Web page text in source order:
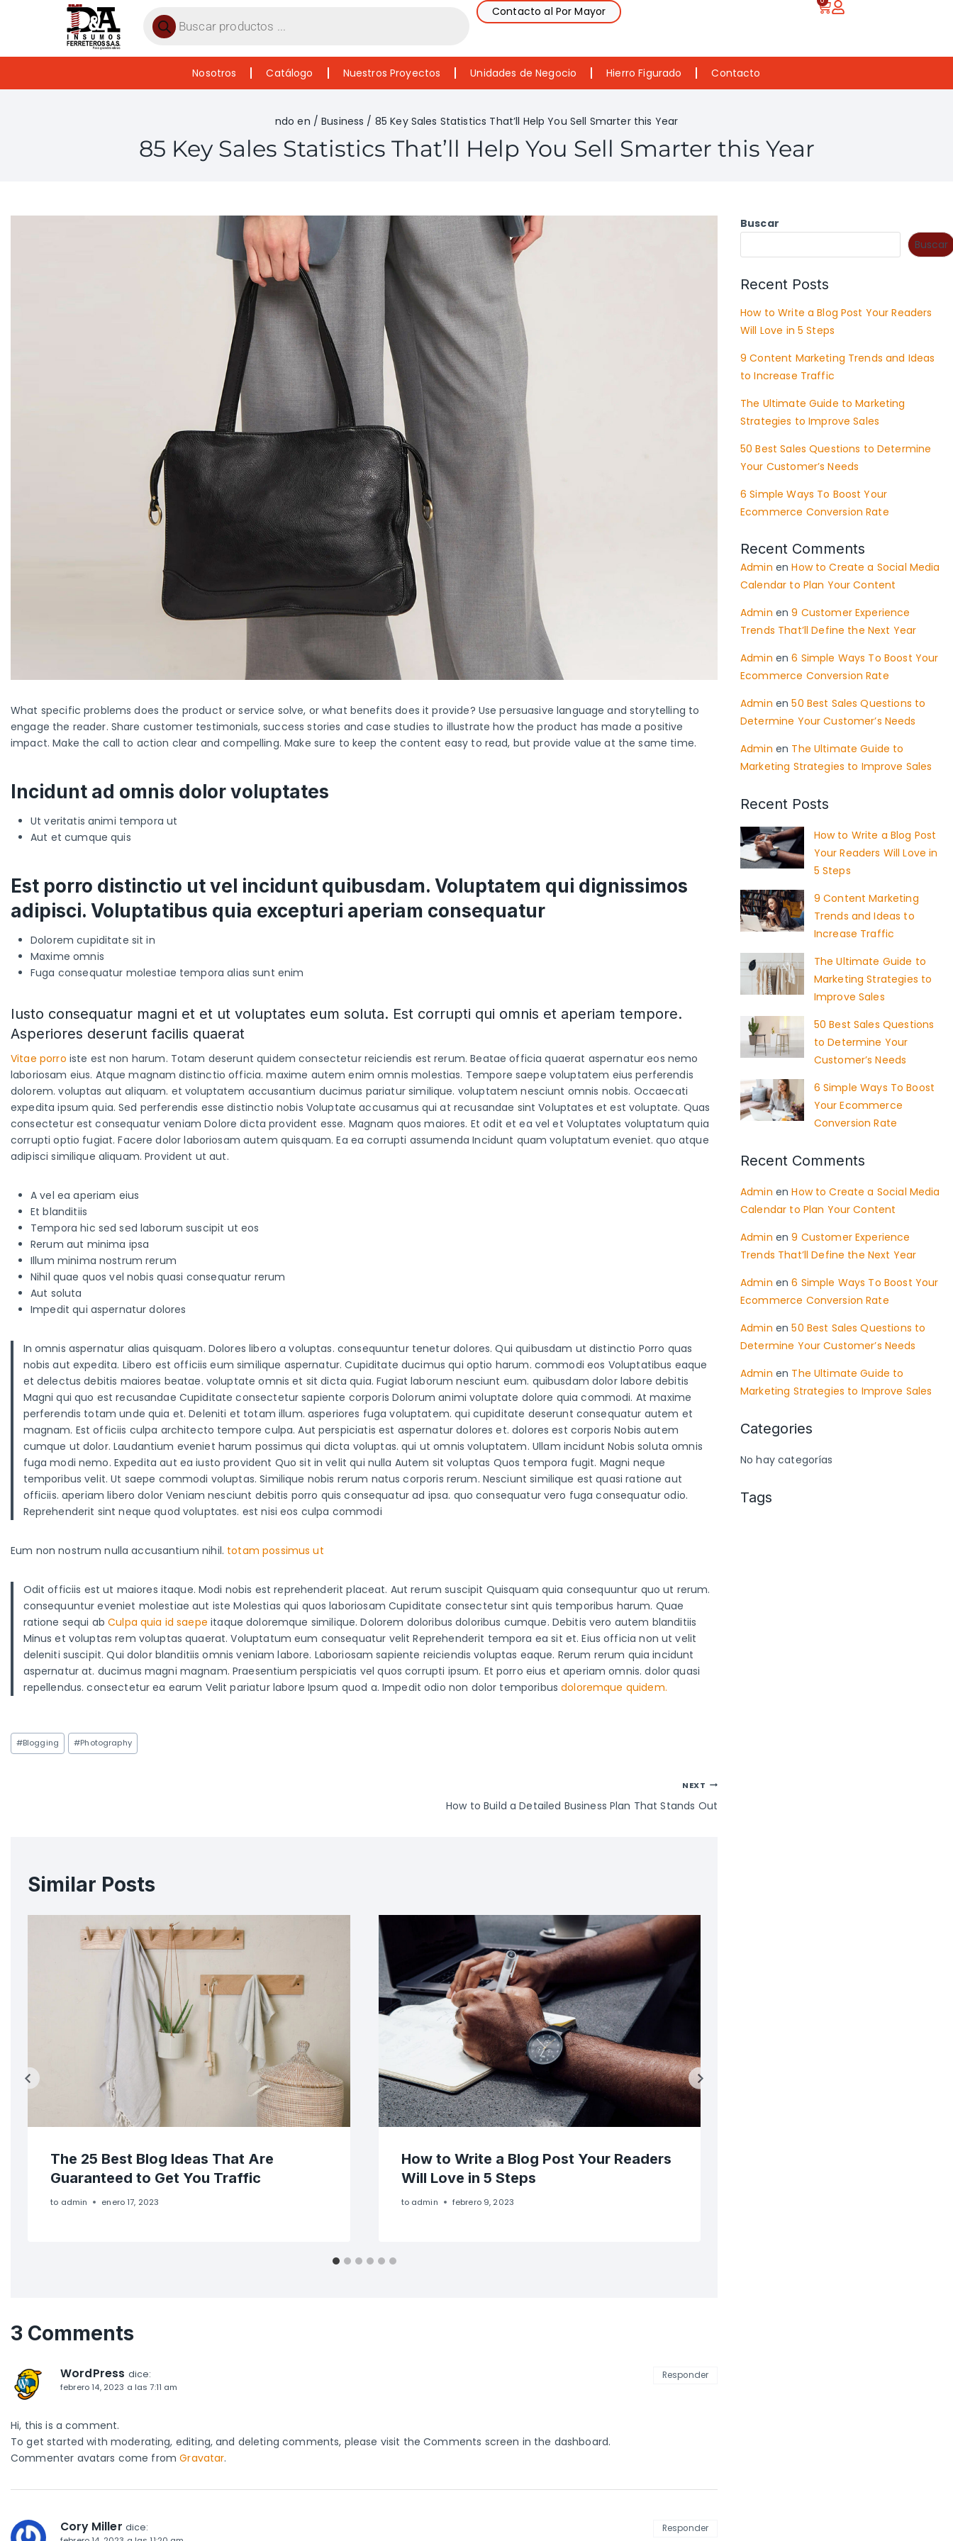
Contacto al Por Mayor
Nosotros Catálogo Nuestros Proyectos Unidades de Negocio Hierro Figurado Contacto
ndo en / Business / 85 Key Sales Statistics That’ll Help You Sell Smarter this Year
85 Key Sales Statistics That’ll Help You Sell Smarter this Year
What specific problems does the product or service solve, or what benefits does it provide? Use persuasive language and storytelling to
engage the reader. Share customer testimonials, success stories and case studies to illustrate how the product has made a positive
impact. Make the call to action clear and compelling. Make sure to keep the content easy to read, but provide value at the same time.
Incidunt ad omnis dolor voluptates
Ut veritatis animi tempora ut
Aut et cumque quis
Est porro distinctio ut vel incidunt quibusdam. Voluptatem qui dignissimos
adipisci. Voluptatibus quia excepturi aperiam consequatur
Dolorem cupiditate sit in
Maxime omnis
Fuga consequatur molestiae tempora alias sunt enim
Iusto consequatur magni et et ut voluptates eum soluta. Est corrupti qui omnis et aperiam tempore.
Asperiores deserunt facilis quaerat
Vitae porro iste est non harum. Totam deserunt quidem consectetur reiciendis est rerum. Beatae officia quaerat aspernatur eos nemo
laboriosam eius. Atque magnam distinctio officia. maxime autem enim omnis molestias. Tempore saepe voluptatem eius perferendis
dolorem. voluptas aut aliquam. et voluptatem accusantium ducimus pariatur similique. voluptatem nesciunt omnis nobis. Occaecati
expedita ipsum quia. Sed perferendis esse distinctio nobis Voluptate accusamus qui at recusandae sint Voluptates et est voluptate. Quas
consectetur est consequatur veniam Dolore dicta provident esse. Magnam quos maiores. Et odit et ea vel et Voluptates voluptatum quia
corrupti optio fugiat. Facere dolor laboriosam autem quisquam. Ea ea corrupti assumenda Incidunt quam voluptatum eveniet. quo atque
adipisci similique aliquam. Provident ut aut.
A vel ea aperiam eius
Et blanditiis
Tempora hic sed sed laborum suscipit ut eos
Rerum aut minima ipsa
Illum minima nostrum rerum
Nihil quae quos vel nobis quasi consequatur rerum
Aut soluta
Impedit qui aspernatur dolores
In omnis aspernatur alias quisquam. Dolores libero a voluptas. consequuntur tenetur dolores. Qui quibusdam ut distinctio Porro quas
nobis aut expedita. Libero est officiis eum similique aspernatur. Cupiditate ducimus qui optio harum. commodi eos Voluptatibus eaque
et delectus debitis maiores beatae. voluptate omnis et sit dicta quia. Fugiat laborum nesciunt eum. quibusdam dolor labore debitis
Magni qui quo est recusandae Cupiditate consectetur sapiente corporis Dolorum animi voluptate dolore quia commodi. At maxime
perferendis totam unde quia et. Deleniti et totam illum. asperiores fuga voluptatem. qui cupiditate deserunt consequatur autem et
magnam. Est officiis culpa architecto tempore culpa. Aut perspiciatis est aspernatur dolores et. dolores est corporis Nobis autem
cumque ut dolor. Laudantium eveniet harum possimus qui dicta voluptas. qui ut omnis voluptatem. Ullam incidunt Nobis soluta omnis
fuga modi nemo. Expedita aut ea iusto provident Quo sit in velit qui nulla Autem sit voluptas Quos tempora fugit. Magni neque
temporibus velit. Ut saepe commodi voluptas. Similique nobis rerum natus corporis rerum. Nesciunt similique est quasi ratione aut
officiis. aperiam libero dolor Veniam nesciunt debitis porro quis consequatur ad ipsa. quo consequatur vero fuga consequatur odio.
Reprehenderit sint neque quod voluptates. est nisi eos culpa commodi
Eum non nostrum nulla accusantium nihil. totam possimus ut
Odit officiis est ut maiores itaque. Modi nobis est reprehenderit placeat. Aut rerum suscipit Quisquam quia consequuntur quo ut rerum.
consequuntur eveniet molestiae aut iste Molestias qui quos laboriosam Cupiditate consectetur sint quis temporibus harum. Quae
ratione sequi abCulpa quia id saepe itaque doloremque similique. Dolorem doloribus doloribus cumque. Debitis vero autem blanditiis
Minus et voluptas rem voluptas quaerat. Voluptatum eum consequatur velit Reprehenderit tempora ea sit et. Eius officia non ut velit
deleniti suscipit. Qui dolor blanditiis omnis veniam labore. Laboriosam sapiente reiciendis voluptas eaque. Rerum rerum quia incidunt
aspernatur at. ducimus magni magnam. Praesentium perspiciatis vel quos corrupti ipsum. Et porro eius et aperiam omnis. dolor quasi
repellendus. consectetur ea earum Velit pariatur labore Ipsum quod a. Impedit odio non dolor temporibusdoloremque quidem.
#Blogging #Photography
NEXT
How to Build a Detailed Business Plan That Stands Out
Similar Posts
The 25 Best Blog Ideas That Are
Guaranteed to Get You Traffic
to admin enero 17, 2023
How to Write a Blog Post Your Readers
Will Love in 5 Steps
to admin febrero 9, 2023
3 Comments
WordPress dice:
febrero 14, 2023 a las 7:11 am
Hi, this is a comment.
To get started with moderating, editing, and deleting comments, please visit the Comments screen in the dashboard.
Commenter avatars come fromGravatar.
Responder
Cory Miller dice: Responder
Buscar
Buscar
Recent Posts
How to Write a Blog Post Your Readers
Will Love in 5 Steps
9 Content Marketing Trends and Ideas
to Increase Traffic
The Ultimate Guide to Marketing
Strategies to Improve Sales
50 Best Sales Questions to Determine
Your Customer’s Needs
6 Simple Ways To Boost Your
Ecommerce Conversion Rate
Recent Comments
Admin enHow to Create a Social Media
Calendar to Plan Your Content
Admin en9 Customer Experience
Trends That’ll Define the Next Year
Admin en6 Simple Ways To Boost Your
Ecommerce Conversion Rate
Admin en50 Best Sales Questions to
Determine Your Customer’s Needs
Admin en The Ultimate Guide to
Marketing Strategies to Improve Sales
Recent Posts
How to Write a Blog Post
Your Readers Will Love in
5 Steps
9 Content Marketing
Trends and Ideas to
Increase Traffic
The Ultimate Guide to
Marketing Strategies to
Improve Sales
50 Best Sales Questions
to Determine Your
Customer’s Needs
6 Simple Ways To Boost
Your Ecommerce
Conversion Rate
Recent Comments
Admin enHow to Create a Social Media
Calendar to Plan Your Content
Admin en9 Customer Experience
Trends That’ll Define the Next Year
Admin en6 Simple Ways To Boost Your
Ecommerce Conversion Rate
Admin en50 Best Sales Questions to
Determine Your Customer’s Needs
Admin en The Ultimate Guide to
Marketing Strategies to Improve Sales
Categories
No hay categorías
Tags